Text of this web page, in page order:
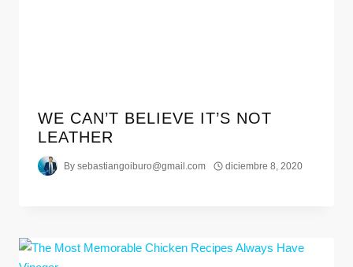
WE CAN’T BELIEVE IT’S NOT
LEATHER
By sebastiangoiburo@gmail.com diciembre 8, 2020